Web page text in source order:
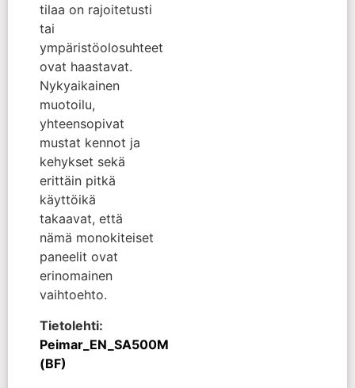
tilaa on rajoitetusti
tai
ympäristöolosuhteet
ovat haastavat.
Nykyaikainen
muotoilu,
yhteensopivat
mustat kennot ja
kehykset sekä
erittäin pitkä
käyttöikä
takaavat, että
nämä monokiteiset
paneelit ovat
erinomainen
vaihtoehto.
Tietolehti:
Peimar_EN_SA500M
(BF)